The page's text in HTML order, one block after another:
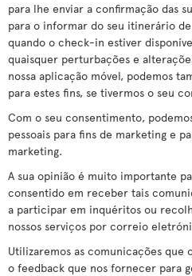
para lhe enviar a confirmação das
para o informar do seu itinerário
quando o check-in estiver
quaisquer perturbações e
nossa aplicação móvel, podemos
para estes fins, se tivermos o seu
Com o seu consentimento,
pessoais para fins de marketing e
marketing.
A sua opinião é muito importante
consentido em receber tais
a participar em inquéritos ou
nossos serviços por correio
Utilizaremos as comunicações
o feedback que nos fornecer para